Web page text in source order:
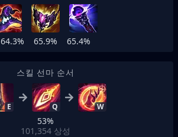
64.3% 65.9% 65.4%
스킬 선마 순서
E Q W
53%
101,354 상성